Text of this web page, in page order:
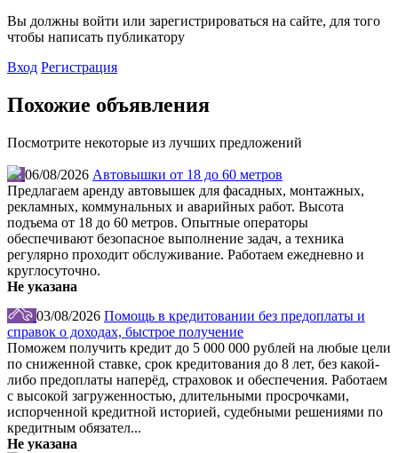
Вы должны войти или зарегистрироваться на сайте, для того
чтобы написать публикатору
Вход Регистрация
Похожие объявления
Посмотрите некоторые из лучших предложений
06/08/2026 Автовышки от 18 до 60 метров
Предлагаем аренду автовышек для фасадных, монтажных,
рекламных, коммунальных и аварийных работ. Высота
подъема от 18 до 60 метров. Опытные операторы
обеспечивают безопасное выполнение задач, а техника
регулярно проходит обслуживание. Работаем ежедневно и
круглосуточно.
Не указана
03/08/2026 Помощь в кредитовании без предоплаты и
справок о доходах, быстрое получение
Поможем получить кредит до 5 000 000 рублей на любые цели
по сниженной ставке, срок кредитования до 8 лет, без какой-
либо предоплаты наперёд, страховок и обеспечения. Работаем
с высокой загруженностью, длительными просрочками,
испорченной кредитной историей, судебными решениями по
кредитным обязател...
Не указана